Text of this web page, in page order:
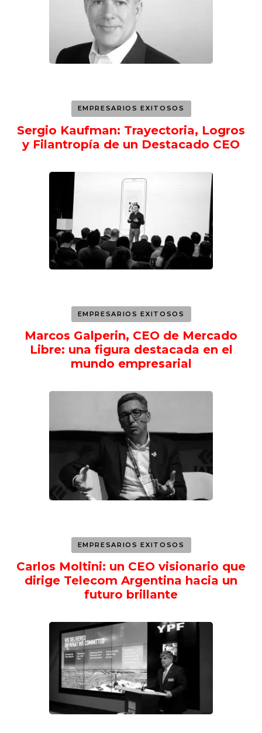
EMPRESARIOS EXITOSOS
Sergio Kaufman: Trayectoria, Logros
y Filantropía de un Destacado CEO
EMPRESARIOS EXITOSOS
Marcos Galperin, CEO de Mercado
Libre: una figura destacada en el
mundo empresarial
EMPRESARIOS EXITOSOS
Carlos Moltini: un CEO visionario que
dirige Telecom Argentina hacia un
futuro brillante